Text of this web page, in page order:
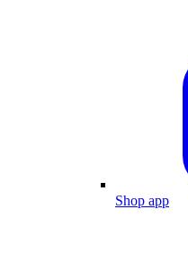
Shop app